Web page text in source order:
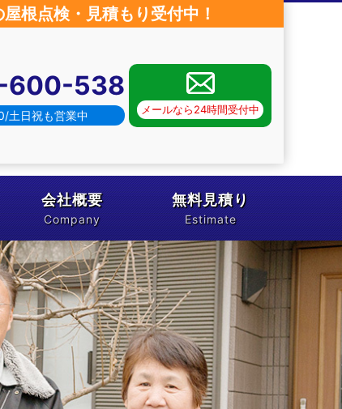
根点検・見積もり受付中！
600-538
土日祝も営業中 メールなら24時間受付中
会社概要
Company
無料見積り
Estimate
無料点検
お問い合わせ